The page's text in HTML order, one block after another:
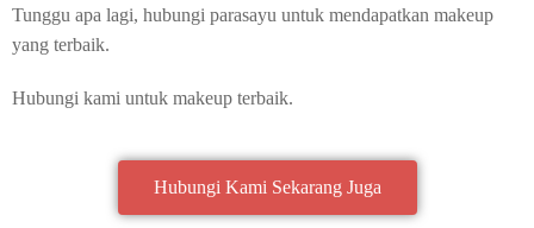
Tunggu apa lagi, hubungi parasayu untuk mendapatkan makeup
yang terbaik.
Hubungi kami untuk makeup terbaik.
Hubungi Kami Sekarang Juga